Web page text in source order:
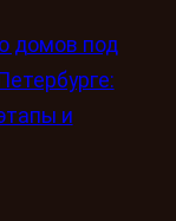
домов под
и